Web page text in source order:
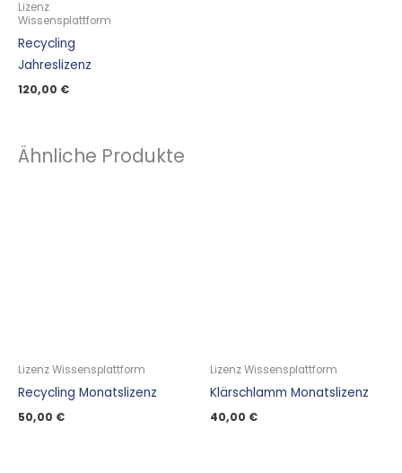
Lizenz
Wissensplattform
Recycling
Jahreslizenz
120,00 €
Ähnliche Produkte
Lizenz Wissensplattform
Recycling Monatslizenz
50,00 €
Lizenz Wissensplattform
Klärschlamm Monatslizenz
40,00 €